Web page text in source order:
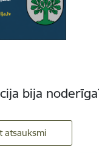
bija
atsauksmi